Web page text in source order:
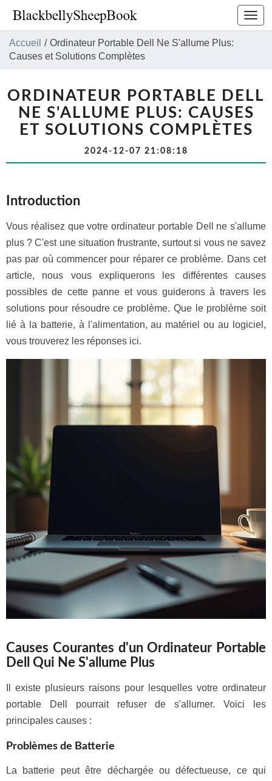
la
Accueil / Ordinateur Portable Dell Ne S'allume Plus:
Causes et Solutions Complètes
ORDINATEUR PORTABLE DELL
NE S'ALLUME PLUS: CAUSES
ET SOLUTIONS COMPLÈTES
2024-12-07 21:08:18
Introduction
Vous réalisez que votre ordinateur portable Dell ne s'allume
plus ? C'est une situation frustrante, surtout si vous ne savez
pas par où commencer pour réparer ce problème. Dans cet
article, nous vous expliquerons les différentes causes
possibles de cette panne et vous guiderons à travers les
solutions pour résoudre ce problème. Que le problème soit
lié à la batterie, à l'alimentation, au matériel ou au logiciel,
vous trouverez les réponses ici.
Causes Courantes d'un Ordinateur Portable
Dell Qui Ne S'allume Plus
Il existe plusieurs raisons pour lesquelles votre ordinateur
portable Dell pourrait refuser de s'allumer. Voici les
principales causes :
Problèmes de Batterie
La batterie peut être déchargée ou défectueuse, ce qui